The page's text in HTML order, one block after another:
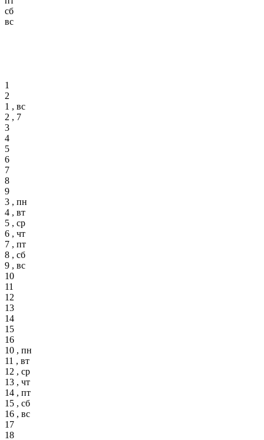
сб
вс
1
2
1 , вс
2 , 7
3
4
5
6
7
8
9
3 , пн
4 , вт
5 , ср
6 , чт
7 , пт
8 , сб
9 , вс
10
11
12
13
14
15
16
10 , пн
11 , вт
12 , ср
13 , чт
14 , пт
15 , сб
16 , вс
17
18